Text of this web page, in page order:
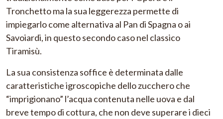
Tronchetto ma la sua leggerezza permette di
impiegarlo come alternativa al Pan di Spagna o ai
Savoiardi, in questo secondo caso nel classico
Tiramisù.
La sua consistenza soffice è determinata dalle
caratteristiche igroscopiche dello zucchero che
“imprigionano” l’acqua contenuta nelle uova e dal
breve tempo di cottura, che non deve superare i dieci